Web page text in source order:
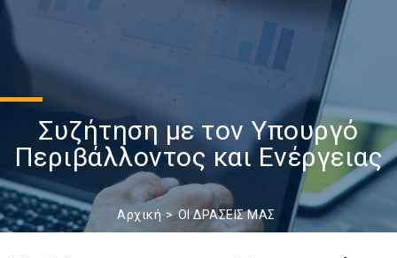
Συζήτηση με τον Υπουργό
Περιβάλλοντος και Ενέργειας
Αρχική ΟΙ ΔΡΑΣΕΙΣ ΜΑΣ